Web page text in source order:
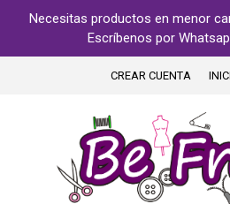
Necesitas productos en menor
Escríbenos por
CREAR CUENTA